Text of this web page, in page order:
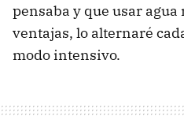
pensaba y que usar
ventajas, lo alternaré
modo intensivo.